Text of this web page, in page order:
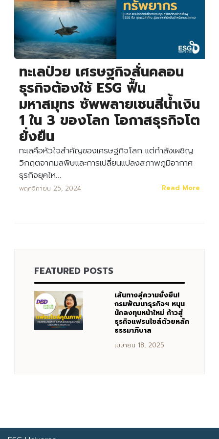
ทะเลป่วย เศรษฐกิจสั่นคลอน
ธุรกิจต้องใช้ ESG ฟื้น
มหาสมุทร ซัพพลายเชนสีน้ำเงิน
1 ใน 3 ของโลก โอกาสธุรกิจโต
ยั่งยืน
ทะเลคือหัวใจสำคัญของเศรษฐกิจโลก แต่กำลังเผชิญ
วิกฤตจากมลพิษและการเปลี่ยนแปลงสภาพภูมิอากาศ
ธุรกิจยุคให…
พฤศจิกายน 25, 2024 Read More
FEATURED POSTS
เส้นทางสู่ความยั่งยืน!
กรมพัฒนาธุรกิจฯ หนุน
นักลงทุนหน้าใหม่ ก้าวสู่
ธุรกิจแฟรนไชส์ด้วยหลัก
ธรรมาภิบาล
เมษายน 18, 2025